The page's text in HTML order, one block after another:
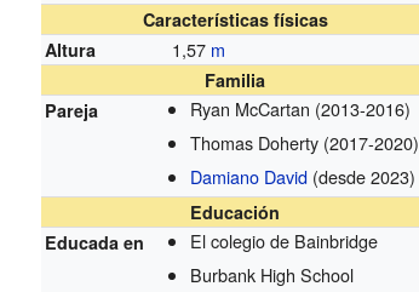
Características físicas
Altura
1,57 m
Familia
Pareja
Ryan McCartan (2013-2016)
Thomas Doherty (2017-2020)
Damiano David (desde 2023)
Educación
Educada en
El colegio de Bainbridge
Burbank High School